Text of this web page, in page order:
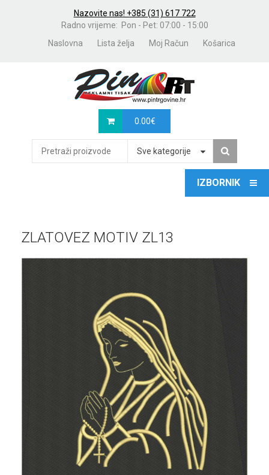
Nazovite nas! +385 (31) 617 722
Radno vrijeme: Pon - Pet: 07:00 - 15:00
Naslovna
Lista želja Moj Račun Košarica
0.00€
Sve kategorije
ZLATOVEZ MOTIV ZL13